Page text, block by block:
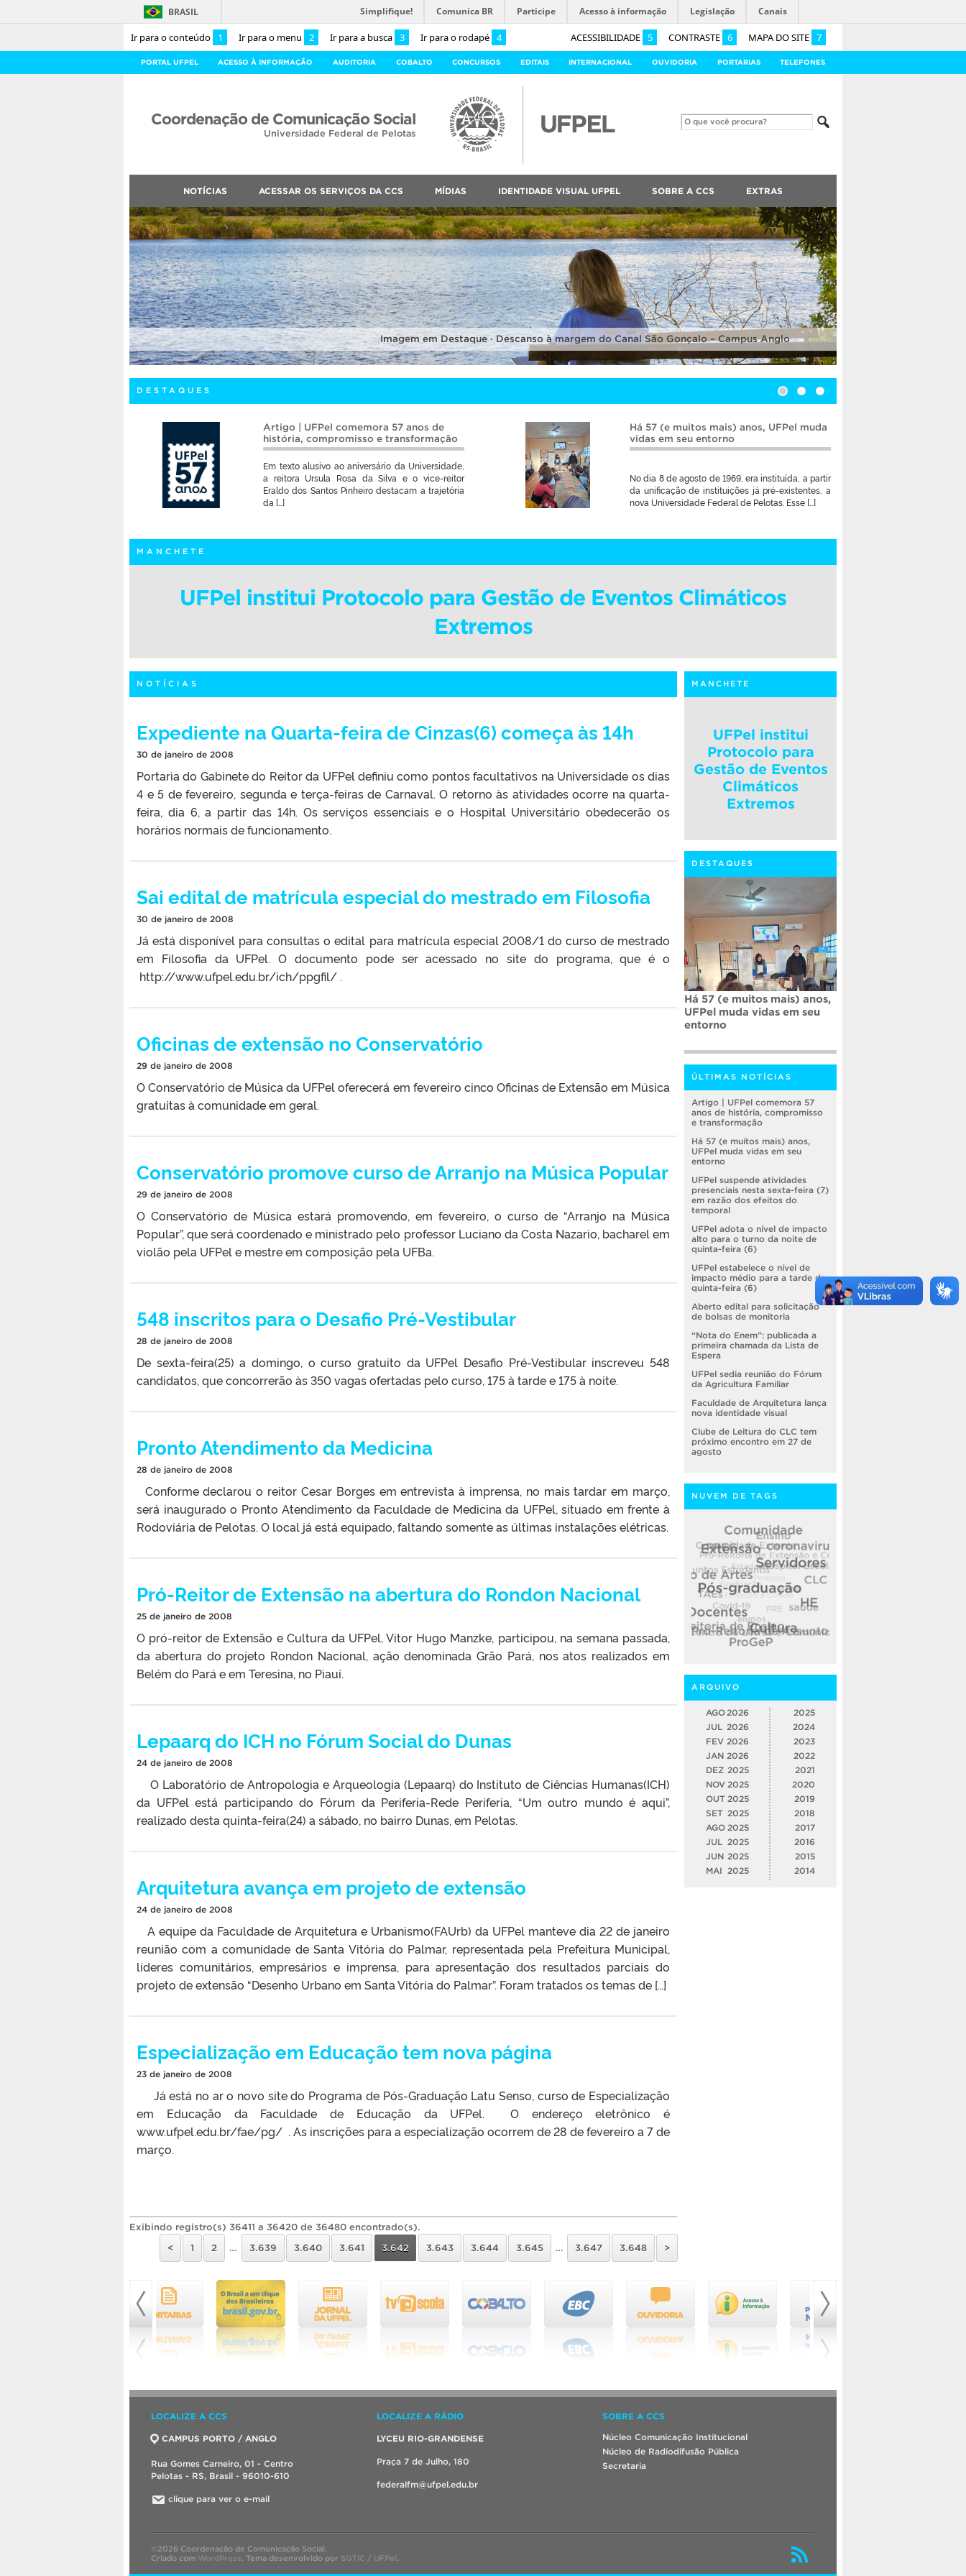
Ir para o conteúdo 1 Ir para o menu 2 Ir para a busca 3 Ir para o rodapé 4 ACESSIBILIDADE 5 CONTRASTE 6 MAPA DO SITE 7
BRASIL Simplifique! Comunica BR Participe Acesso à informação Legislação Canais
PORTAL UFPEL ACESSO À INFORMAÇÃO AUDITORIA COBALTO CONCURSOS EDITAIS INTERNACIONAL OUVIDORIA PORTARIAS TELEFONES
Coordenação de Comunicação Social
Universidade Federal de Pelotas
NOTÍCIAS ACESSAR OS SERVIÇOS DA CCS MÍDIAS IDENTIDADE VISUAL UFPEL SOBRE A CCS EXTRAS
Imagem em Destaque · Descanso à margem do Canal São Gonçalo – Campus Anglo
DESTAQUES
Artigo | UFPel comemora 57 anos de
história, compromisso e transformação
Em texto alusivo ao aniversário da Universidade,
a reitora Ursula Rosa da Silva e o vice-reitor
Eraldo dos Santos Pinheiro destacam a trajetória
da […]
Há 57 (e muitos mais) anos, UFPel muda
vidas em seu entorno
No dia 8 de agosto de 1969, era instituída, a partir
da unificação de instituições já pré-existentes, a
nova Universidade Federal de Pelotas. Esse […]
MANCHETE
UFPel institui Protocolo para Gestão de Eventos Climáticos
Extremos
NOTÍCIAS
Expediente na Quarta-feira de Cinzas(6) começa às 14h
30 de janeiro de 2008
Portaria do Gabinete do Reitor da UFPel definiu como pontos facultativos na Universidade os dias
4 e 5 de fevereiro, segunda e terça-feiras de Carnaval. O retorno às atividades ocorre na quarta-
feira, dia 6, a partir das 14h. Os serviços essenciais e o Hospital Universitário obedecerão os
horários normais de funcionamento.
Sai edital de matrícula especial do mestrado em Filosofia
30 de janeiro de 2008
Já está disponível para consultas o edital para matrícula especial 2008/1 do curso de mestrado
em Filosofia da UFPel. O documento pode ser acessado no site do programa, que é o
http://www.ufpel.edu.br/ich/ppgfil/ .
Oficinas de extensão no Conservatório
29 de janeiro de 2008
O Conservatório de Música da UFPel oferecerá em fevereiro cinco Oficinas de Extensão em Música
gratuitas à comunidade em geral.
Conservatório promove curso de Arranjo na Música Popular
29 de janeiro de 2008
O Conservatório de Música estará promovendo, em fevereiro, o curso de “Arranjo na Música
Popular”, que será coordenado e ministrado pelo professor Luciano da Costa Nazario, bacharel em
violão pela UFPel e mestre em composição pela UFBa.
548 inscritos para o Desafio Pré-Vestibular
28 de janeiro de 2008
De sexta-feira(25) a domingo, o curso gratuito da UFPel Desafio Pré-Vestibular inscreveu 548
candidatos, que concorrerão às 350 vagas ofertadas pelo curso, 175 à tarde e 175 à noite.
Pronto Atendimento da Medicina
28 de janeiro de 2008
Conforme declarou o reitor Cesar Borges em entrevista à imprensa, no mais tardar em março,
será inaugurado o Pronto Atendimento da Faculdade de Medicina da UFPel, situado em frente à
Rodoviária de Pelotas. O local já está equipado, faltando somente as últimas instalações elétricas.
Pró-Reitor de Extensão na abertura do Rondon Nacional
25 de janeiro de 2008
O pró-reitor de Extensão e Cultura da UFPel, Vitor Hugo Manzke, participou, na semana passada,
da abertura do projeto Rondon Nacional, ação denominada Grão Pará, nos atos realizados em
Belém do Pará e em Teresina, no Piauí.
Lepaarq do ICH no Fórum Social do Dunas
24 de janeiro de 2008
O Laboratório de Antropologia e Arqueologia (Lepaarq) do Instituto de Ciências Humanas(ICH)
da UFPel está participando do Fórum da Periferia-Rede Periferia, “Um outro mundo é aqui”,
realizado desta quinta-feira(24) a sábado, no bairro Dunas, em Pelotas.
Arquitetura avança em projeto de extensão
24 de janeiro de 2008
A equipe da Faculdade de Arquitetura e Urbanismo(FAUrb) da UFPel manteve dia 22 de janeiro
reunião com a comunidade de Santa Vitória do Palmar, representada pela Prefeitura Municipal,
líderes comunitários, empresários e imprensa, para apresentação dos resultados parciais do
projeto de extensão “Desenho Urbano em Santa Vitória do Palmar”. Foram tratados os temas de […]
Especialização em Educação tem nova página
23 de janeiro de 2008
Já está no ar o novo site do Programa de Pós-Graduação Latu Senso, curso de Especialização
em Educação da Faculdade de Educação da UFPel. O endereço eletrônico é
www.ufpel.edu.br/fae/pg/ . As inscrições para a especialização ocorrem de 28 de fevereiro a 7 de
março.
Exibindo registro(s) 36411 a 36420 de 36480 encontrado(s).
<
1 2 … 3.639 3.640 3.641 3.642 3.643 3.644 3.645 … 3.647 3.648 >
MANCHETE
UFPel institui
Protocolo para
Gestão de Eventos
Climáticos
Extremos
DESTAQUES
Há 57 (e muitos mais) anos,
UFPel muda vidas em seu
entorno
ÚLTIMAS NOTÍCIAS
Artigo | UFPel comemora 57
anos de história, compromisso
e transformação
Há 57 (e muitos mais) anos,
UFPel muda vidas em seu
entorno
UFPel suspende atividades
presenciais nesta sexta-feira (7)
em razão dos efeitos do
temporal
UFPel adota o nível de impacto
alto para o turno da noite de
quinta-feira (6)
UFPel estabelece o nível de
impacto médio para a tarde de
quinta-feira (6)
Aberto edital para solicitação
de bolsas de monitoria
“Nota do Enem”: publicada a
primeira chamada da Lista de
Espera
UFPel sedia reunião do Fórum
da Agricultura Familiar
Faculdade de Arquitetura lança
nova identidade visual
Clube de Leitura do CLC tem
próximo encontro em 27 de
agosto
NUVEM DE TAGS
ARQUIVO
AGO 2026
JUL 2026
FEV 2026
JAN 2026
DEZ 2025
NOV 2025
OUT 2025
SET 2025
AGO 2025
JUL
2025
JUN 2025
MAI
2025
2025
2024
2023
2022
2021
2020
2019
2018
2017
2016
2015
2014
LOCALIZE A CCS
CAMPUS PORTO / ANGLO
Rua Gomes Carneiro, 01 - Centro
Pelotas - RS, Brasil - 96010-610
clique para ver o e-mail
LOCALIZE A RÁDIO
LYCEU RIO-GRANDENSE
Praça 7 de Julho, 180
federalfm@ufpel.edu.br
SOBRE A CCS
Núcleo Comunicação Institucional
Núcleo de Radiodifusão Pública
Secretaria
©2026 Coordenação de Comunicação Social.
Criado com WordPress. Tema desenvolvido por SGTIC / UFPel.